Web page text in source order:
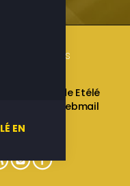
Tous droits
L’équipe de Etélé
Webmail
EN